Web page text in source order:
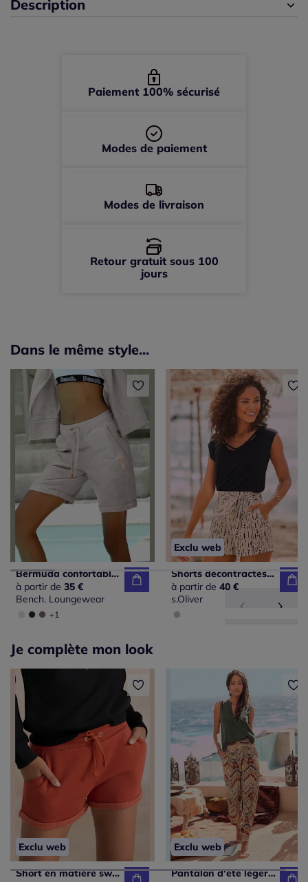
44 -épuisé
Description
Paiement 100% sécurisé
Modes de paiement
Modes de livraison
Retour gratuit sous 100
jours
Dans le même style...
Bermuda confortable avec poches plaquées et ceinture élastique
à partir de 35 €
Bench. Loungewear
+1
Exclu web
Shorts décontractés à poches fendues en tissu léger
à partir de 40 €
s.Oliver
Je complète mon look
Exclu web
Short en matière sweat avec ceinture élastique et poches latérales
Exclu web
Pantalon d'été léger à imprimé ethnique avec poches fendues